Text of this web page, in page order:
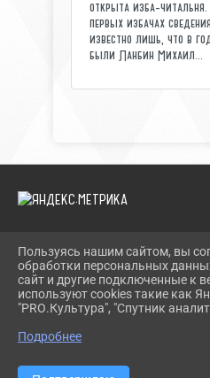
открыта изба-
первых избачах
известно лишь, что в
были Ланбин Михаил...
2026 Г. TEVRIZLIB.RU
ВХОД
КАРТА САЙТА
ПОЛИТИКА ОБРАБОТКИ
СДЕЛАНО НА KUBCMS
Пользуясь нашим сайтом, вы
обработки персональных
сайт и другие подключенные к
используют cookies такие как
"PRO.Культура", "Спутник
Подробнее